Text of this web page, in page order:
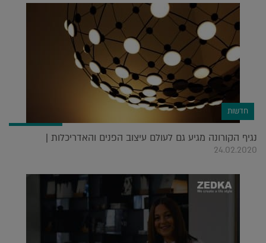
חדשות
נגיף הקורונה מגיע גם לעולם עיצוב הפנים והאדריכלות |
24.02.2020